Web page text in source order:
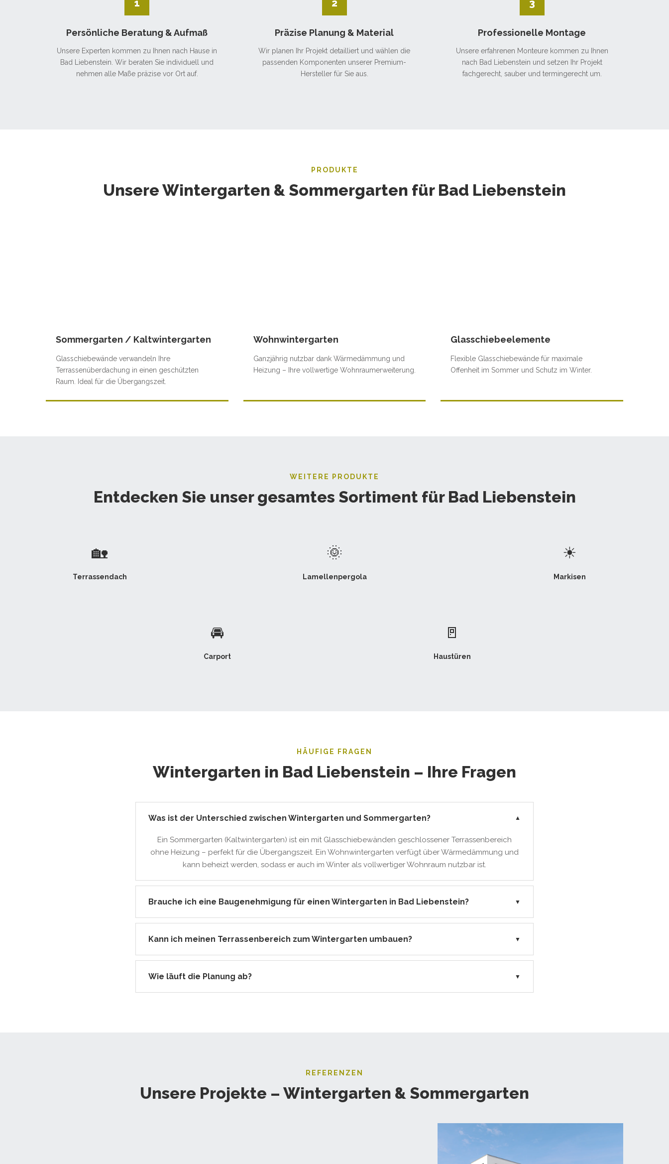
1
Persönliche Beratung & Aufmaß
Unsere Experten kommen zu Ihnen nach Hause in
Bad Liebenstein. Wir beraten Sie individuell und
nehmen alle Maße präzise vor Ort auf.
2
Präzise Planung & Material
Wir planen Ihr Projekt detailliert und wählen die
passenden Komponenten unserer Premium-
Hersteller für Sie aus.
3
Professionelle Montage
Unsere erfahrenen Monteure kommen zu Ihnen
nach Bad Liebenstein und setzen Ihr Projekt
fachgerecht, sauber und termingerecht um.
PRODUKTE
Unsere Wintergarten & Sommergarten für Bad Liebenstein
Sommergarten / Kaltwintergarten
Glasschiebewände verwandeln Ihre
Terrassenüberdachung in einen geschützten
Raum. Ideal für die Übergangszeit.
Wohnwintergarten
Ganzjährig nutzbar dank Wärmedämmung und
Heizung – Ihre vollwertige Wohnraumerweiterung.
Glasschiebeelemente
Flexible Glasschiebewände für maximale
Offenheit im Sommer und Schutz im Winter.
WEITERE PRODUKTE
Entdecken Sie unser gesamtes Sortiment für Bad Liebenstein
🏡
Terrassendach
🌞
Lamellenpergola
☀
Markisen
🚘
Carport
🚪
Haustüren
HÄUFIGE FRAGEN
Wintergarten in Bad Liebenstein – Ihre Fragen
Was ist der Unterschied zwischen Wintergarten und Sommergarten? ▼
Ein Sommergarten (Kaltwintergarten) ist ein mit Glasschiebewänden geschlossener Terrassenbereich
ohne Heizung – perfekt für die Übergangszeit. Ein Wohnwintergarten verfügt über Wärmedämmung und
kann beheizt werden, sodass er auch im Winter als vollwertiger Wohnraum nutzbar ist.
Brauche ich eine Baugenehmigung für einen Wintergarten in Bad Liebenstein? ▼
Kann ich meinen Terrassenbereich zum Wintergarten umbauen? ▼
Wie läuft die Planung ab? ▼
REFERENZEN
Unsere Projekte – Wintergarten & Sommergarten